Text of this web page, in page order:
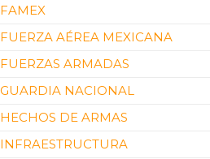
FAMEX
FUERZA AÉREA MEXICANA
FUERZAS ARMADAS
GUARDIA NACIONAL
HECHOS DE ARMAS
INFRAESTRUCTURA